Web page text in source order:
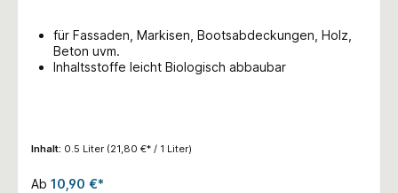
für Fassaden, Markisen, Bootsabdeckungen, Holz,
Beton uvm.
Inhaltsstoffe leicht Biologisch abbaubar
Inhalt: 0.5 Liter (21,80 €* / 1 Liter)
Ab 10,90 €*